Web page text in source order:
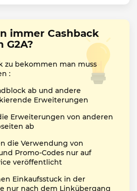
immer Cashback
G2A?
zu bekommen man muss
:
ab und andere
Erweiterungen
Erweiterungen von anderen
ab
die Verwendung von
Promo-Codes nur auf
veröffentlicht
Einkaufsstuck in der
nur nach dem Linkübergang